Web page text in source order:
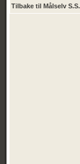
Tilbake til Målselv